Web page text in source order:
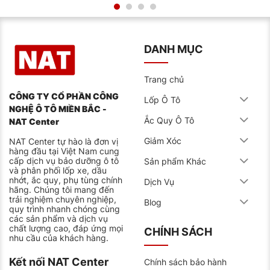
Maserati Levante
Mặc dù, lốp 255/45R19 được dùng tương thích với
nhiều loại xe, tuy nhiên để đảm bảo hiệu suất tối ưu và
an toàn khi vận hành, các chủ xế nên thường xuyên
kiểm tra thông số kỹ thuật của xe bao gồm: xếp hạng
tốc độ, tải trọng, độ mòn lốp,… theo đúng khuyến cáo
nhà sản xuất để chọn ra đúng dòng lốp phù hợp cho
ĐẶC TÍNH CỦA LỐP
Công nghệ Dynamic Response tăng cường khả năng
phản ứng của lốp, giúp xe duy trì sự ổn định và kiểm
soát tốt hơn khi di chuyển ở tốc độ cao. Công nghệ
này sử dụng một lớp sợi hỗn hợp bao gồm Aramid và
Nylon, giúp lốp phản hồi nhanh chóng theo từng
chuyển động của vô lăng, giảm thiểu hiện tượng lệch
bánh khi rẽ cua.
ưu ngay cả khi đã mòn. Nhờ thiết kế rãnh và hợp chất
CÔNG TY CỔ PHẦN CÔNG
NGHỆ Ô TÔ MIỀN BẮC -
NAT Center
NAT Center tự hào là đơn vị
hàng đầu tại Việt Nam cung
cấp dịch vụ bảo dưỡng ô tô
và phân phối lốp xe, dầu
nhớt, ắc quy, phụ tùng chính
hãng. Chúng tôi mang đến
trải nghiệm chuyên nghiệp,
quy trình nhanh chóng cùng
các sản phẩm và dịch vụ
chất lượng cao, đáp ứng mọi
nhu cầu của khách hàng.
Kết nối NAT Center
DANH MỤC
Trang chủ
Lốp Ô Tô
Ắc Quy Ô Tô
Giảm Xóc
Sản phẩm Khác
Dịch Vụ
Blog
CHÍNH SÁCH
Chính sách bảo hành